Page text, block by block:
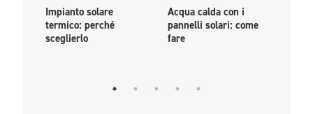
Impianto solare
termico: perché
sceglierlo
Acqua calda con i
pannelli solari: come
fare